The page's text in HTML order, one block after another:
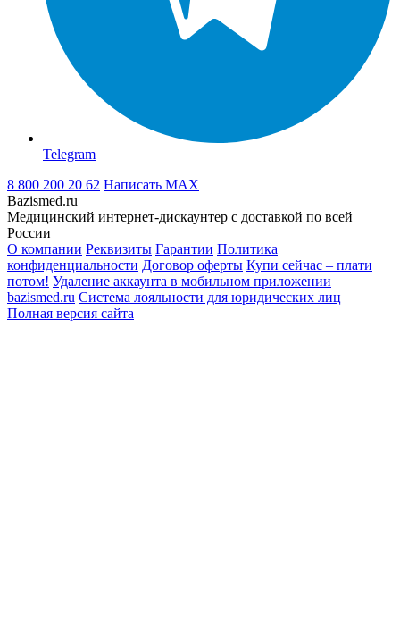
Telegram
8 800 200 20 62 Написать MAX
Bazismed.ru
Медицинский интернет-дискаунтер с доставкой по всей
России
О компании Реквизиты Гарантии Политика
конфиденциальности Договор оферты Купи сейчас – плати
потом! Удаление аккаунта в мобильном приложении
bazismed.ru Система лояльности для юридических лиц
Полная версия сайта